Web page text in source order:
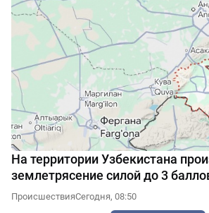
На территории Узбекистана
землетрясение силой до 3
ПроисшествияСегодня, 08:50